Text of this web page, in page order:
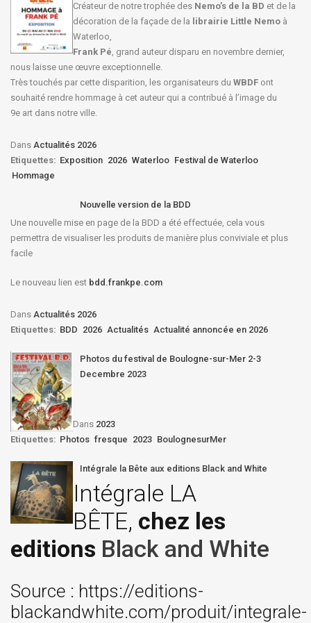
Créateur de notre trophée des Nemo’s de la BD et de la
décoration de la façade de la librairie Little Nemo à
Waterloo,
Frank Pé, grand auteur disparu en novembre dernier,
nous laisse une œuvre exceptionnelle.
Très touchés par cette disparition, les organisateurs du WBDF ont
souhaité rendre hommage à cet auteur qui a contribué à l’image du
9e art dans notre ville.
Dans Actualités 2026
Etiquettes: Exposition 2026 Waterloo Festival de Waterloo
Hommage
Nouvelle version de la BDD
Une nouvelle mise en page de la BDD a été effectuée, cela vous
permettra de visualiser les produits de manière plus conviviale et plus
facile
Le nouveau lien est bdd.frankpe.com
Dans Actualités 2026
Etiquettes: BDD 2026 Actualités Actualité annoncée en 2026
Photos du festival de Boulogne-sur-Mer 2-3
Decembre 2023
Dans 2023
Etiquettes: Photos fresque 2023 BoulognesurMer
Intégrale la Bête aux editions Black and White
Intégrale LA
BÊTE, chez les
editions Black and White
Source : https://editions-
blackandwhite.com/produit/integrale-